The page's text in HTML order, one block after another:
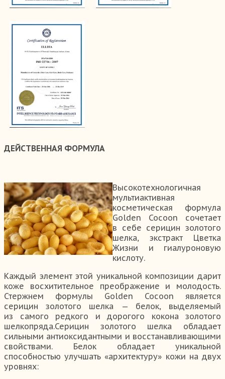
ДЕЙСТВЕННАЯ ФОРМУЛА
Высокотехнологичная
мультиактивная
косметическая формула
Golden Cocoon сочетает
в себе серицин золотого
шелка, экстракт Цветка
Жизни и гиалуроновую
кислоту.
Каждый элемент этой уникальной композиции дарит
коже восхитительное преображение и молодость.
Стержнем формулы Golden Cocoon является
серицин золотого шелка — белок, выделяемый
из самого редкого и дорогого кокона золотого
шелкопряда.Серицин золотого шелка обладает
сильными антиоксидантными и восстанавливающими
свойствами. Белок обладает уникальной
способностью улучшать «архитектуру» кожи на двух
уровнях: